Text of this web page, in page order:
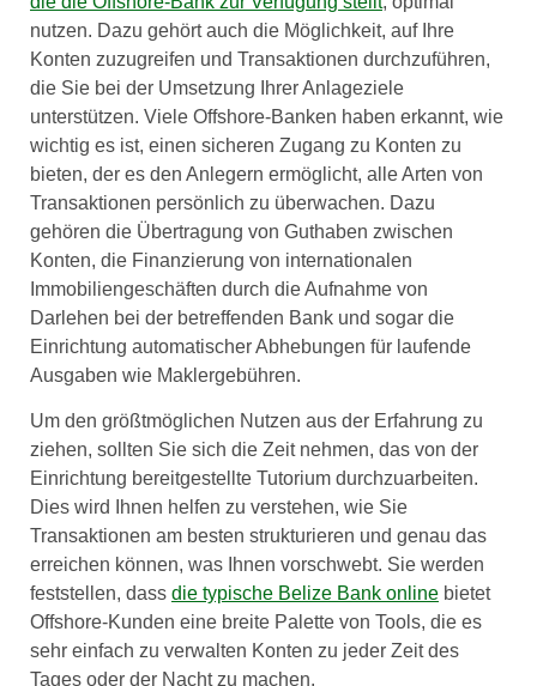
nutzen. Dazu gehört auch die Möglichkeit, auf Ihre
Konten zuzugreifen und Transaktionen durchzuführen,
die Sie bei der Umsetzung Ihrer Anlageziele
unterstützen. Viele Offshore-Banken haben erkannt, wie
wichtig es ist, einen sicheren Zugang zu Konten zu
bieten, der es den Anlegern ermöglicht, alle Arten von
Transaktionen persönlich zu überwachen. Dazu
gehören die Übertragung von Guthaben zwischen
Konten, die Finanzierung von internationalen
Immobiliengeschäften durch die Aufnahme von
Darlehen bei der betreffenden Bank und sogar die
Einrichtung automatischer Abhebungen für laufende
Ausgaben wie Maklergebühren.
Um den größtmöglichen Nutzen aus der Erfahrung zu
ziehen, sollten Sie sich die Zeit nehmen, das von der
Einrichtung bereitgestellte Tutorium durchzuarbeiten.
Dies wird Ihnen helfen zu verstehen, wie Sie
Transaktionen am besten strukturieren und genau das
erreichen können, was Ihnen vorschwebt. Sie werden
feststellen, dass die typische Belize Bank online bietet
Offshore-Kunden eine breite Palette von Tools, die es
sehr einfach zu verwalten Konten zu jeder Zeit des
Tages oder der Nacht zu machen.